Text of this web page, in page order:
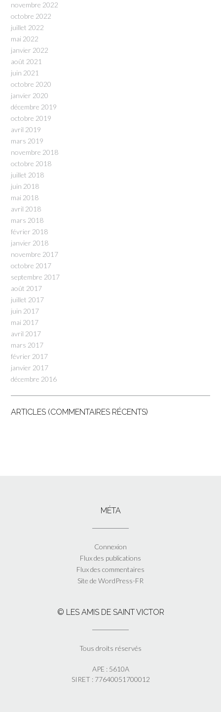
novembre 2022
octobre 2022
juillet 2022
mai 2022
janvier 2022
août 2021
juin 2021
octobre 2020
janvier 2020
décembre 2019
octobre 2019
avril 2019
mars 2019
novembre 2018
octobre 2018
juillet 2018
juin 2018
mai 2018
avril 2018
mars 2018
février 2018
janvier 2018
novembre 2017
octobre 2017
septembre 2017
août 2017
juillet 2017
juin 2017
mai 2017
avril 2017
mars 2017
février 2017
janvier 2017
décembre 2016
ARTICLES (COMMENTAIRES RÉCENTS)
MÉTA
Connexion
Flux des publications
Flux des commentaires
Site de WordPress-FR
© LES AMIS DE SAINT VICTOR
Tous droits réservés
APE : 5610A
SIRET : 77640051700012